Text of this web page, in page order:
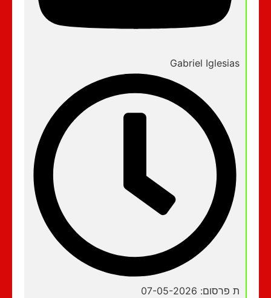
Gabriel Iglesias
ת פרסום: 07-05-2026